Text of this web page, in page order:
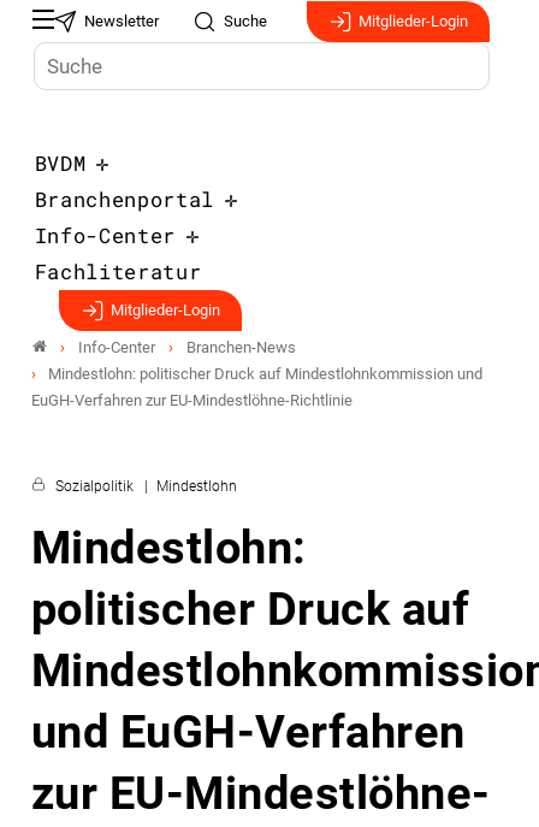
Newsletter Suche Mitglieder-Login
BVDM
Branchenportal
Info-Center
Fachliteratur
Mitglieder-Login
Info-Center
Branchen-News
Mindestlohn: politischer Druck auf Mindestlohnkommission und
EuGH-Verfahren zur EU-Mindestlöhne-Richtlinie
Sozialpolitik Mindestlohn
Mindestlohn:
politischer Druck auf
und EuGH-Verfahren
zur EU-Mindestlöhne-